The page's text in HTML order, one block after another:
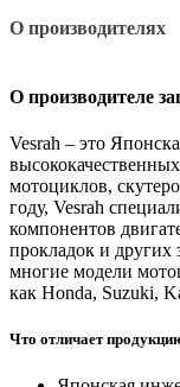
О производителях
О производителе
Vesrah – это
мотоциклов,
году, Vesrah
компонентов
прокладок и других
многие модели
как Honda, Suzuki,
Что отличает